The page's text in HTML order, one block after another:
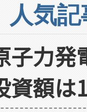
人気
子力
額は